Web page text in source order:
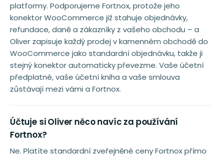
platformy. Podporujeme Fortnox, protože jeho
konektor WooCommerce již stahuje objednávky,
refundace, daně a zákazníky z vašeho obchodu – a
Oliver zapisuje každý prodej v kamenném obchodě do
WooCommerce jako standardní objednávku, takže ji
stejný konektor automaticky převezme. Vaše účetní
předplatné, vaše účetní kniha a vaše smlouva
zůstávají mezi vámi a Fortnox.
Účtuje si Oliver něco navíc za používání
Fortnox?
Ne. Platíte standardní zveřejněné ceny Fortnox přímo